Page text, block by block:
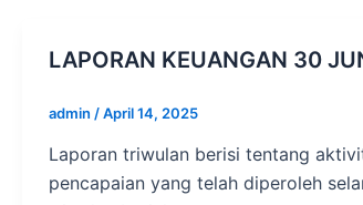
LAPORAN KEUANGAN 30
admin /April 14, 2025
Laporan triwulan berisi tentang
pencapaian yang telah diperoleh